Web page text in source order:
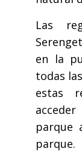
Las
en la
todas
estas
parque
parque.